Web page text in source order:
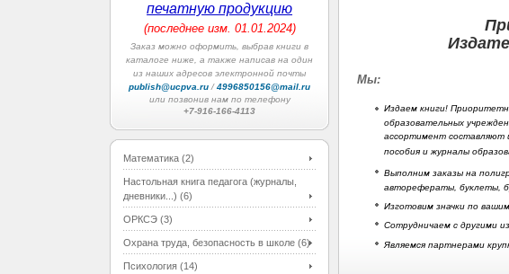
Мы:
Издаем книги!
образовательных
ассортимент составляют
пособия и журналы
Выполним заказы на
авторефераты, буклеты,
Изготовим значки по
Сотрудничаем с другими
Являемся партнерами
печатную продукцию
(последнее изм. 01.01.2024)
Заказ можно оформить, выбрав книги в
каталоге ниже, атакженаписав на один
из наших адресов электронной почты
publish@ucpva.ru /4996850156@mail.ru
или позвонив нам по телефону
+7-916-166-4113
Математика (2)
Настольная книга педагога (журналы,
дневники...) (6)
ОРКСЭ (3)
Охрана труда, безопасность в школе (6)
Психология (14)